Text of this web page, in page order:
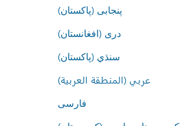
پنجابی (پاکستان)
درى (افغانستان)
سنڌي (پاکستان)
عربي (المنطقة العربية)
فارسى